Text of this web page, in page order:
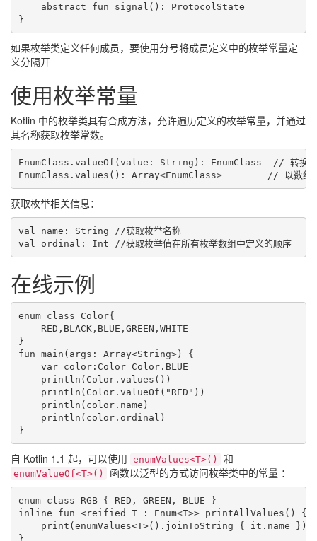
abstract fun signal(): ProtocolState
}
如果枚举类定义任何成员，要使用分号将成员定义中的枚举常量定
义分隔开
使用枚举常量
Kotlin 中的枚举类具有合成方法，允许遍历定义的枚举常量，并通过
其名称获取枚举常数。
EnumClass.valueOf(value: String): EnumClass  // 转换指
EnumClass.values(): Array<EnumClass>        // 以数组的
获取枚举相关信息：
val name: String //获取枚举名称
val ordinal: Int //获取枚举值在所有枚举数组中定义的顺序
在线示例
enum class Color{
RED,BLACK,BLUE,GREEN,WHITE
}
fun main(args: Array<String>) {
var color:Color=Color.BLUE
println(Color.values())
println(Color.valueOf("RED"))
println(color.name)
println(color.ordinal)
}
自 Kotlin 1.1 起，可以使用 enumValues<T>() 和
enumValueOf<T>() 函数以泛型的方式访问枚举类中的常量 ：
enum class RGB { RED, GREEN, BLUE }
inline fun <reified T : Enum<T>> printAllValues() {
print(enumValues<T>().joinToString { it.name })
}